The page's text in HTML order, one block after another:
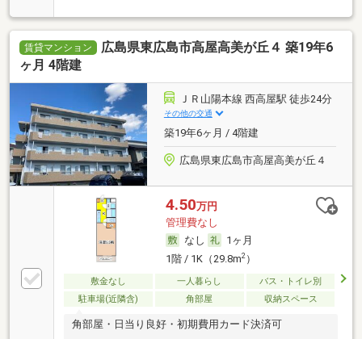
賃貸マンション
広島県東広島市高屋高美が丘４ 築19年6
ヶ月 4階建
ＪＲ山陽本線 西高屋駅 徒歩24分
その他の交通
築19年6ヶ月 / 4階建
広島県東広島市高屋高美が丘４
4.50万円
管理費なし
なし
1ヶ月
1階 / 1K（29.8m2）
敷金なし 一人暮らし
バス・トイレ別
駐車場(近隣含)
角部屋 収納スペース
角部屋・日当り良好・初期費用カード決済可